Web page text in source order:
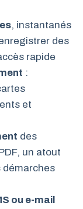
, instantanés
des
rapide
:
et
des
un atout
démarches
ou e-mail